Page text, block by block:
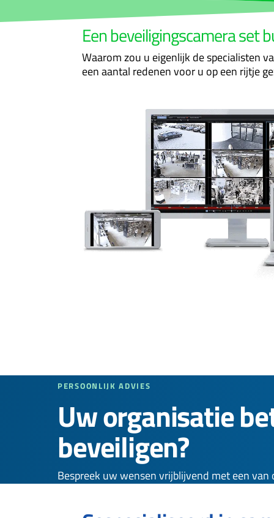
Een beveiligingscamera set
Waarom zou u eigenlijk de specialisten
een aantal redenen voor u op een rijtje
Uw organisatie
beveiligen?
PERSOONLIJK ADVIES
Bespreek uw wensen vrijblijvend met een van